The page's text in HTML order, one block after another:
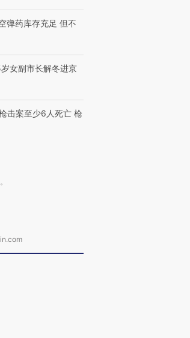
弹药库存充足 但不
女副市长解冬进京
击案至少6人死亡 枪